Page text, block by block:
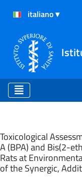
Eventi
Toxicological
A (BPA) and Bis(2-
Rats at
of the Synergic,